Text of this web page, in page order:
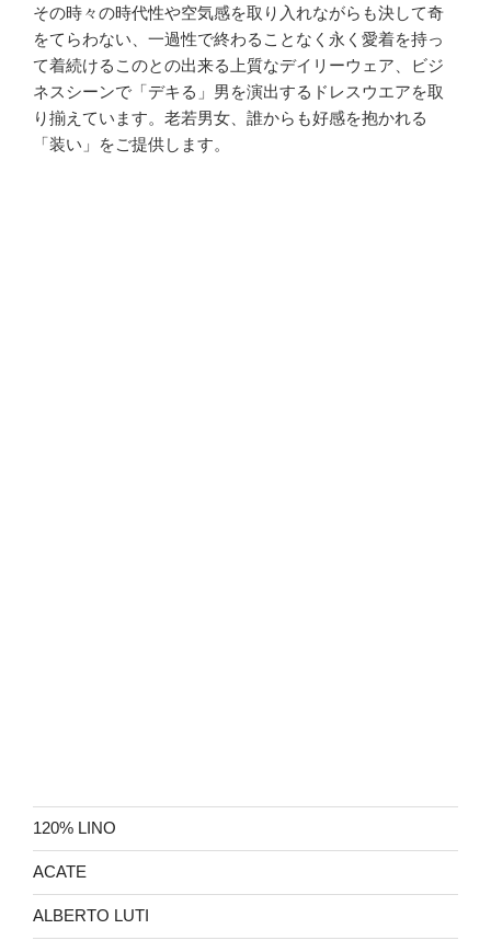
その時々の時代性や空気感を取り入れながらも決して奇
をてらわない、一過性で終わることなく永く愛着を持っ
て着続けるこのとの出来る上質なデイリーウェア、ビジ
ネスシーンで「デキる」男を演出するドレスウエアを取
り揃えています。老若男女、誰からも好感を抱かれる
「装い」をご提供します。
120% LINO
ACATE
ALBERTO LUTI